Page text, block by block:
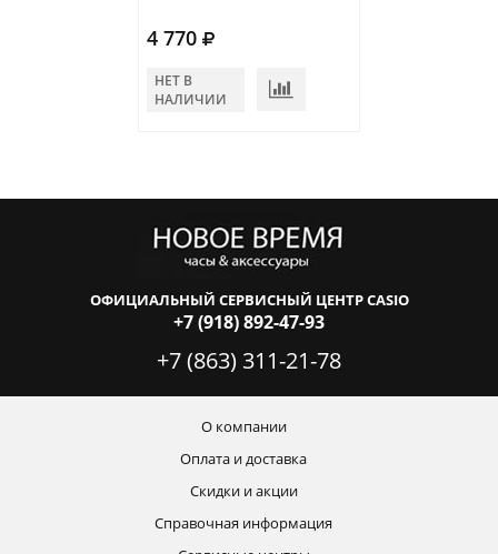
4 770
НЕТ В
НАЛИЧИИ
ОФИЦИАЛЬНЫЙ СЕРВИСНЫЙ ЦЕНТР CASIO
+7 (918) 892-47-93
+7 (863) 311-21-78
О компании
Оплата и доставка
Скидки и акции
Справочная информация